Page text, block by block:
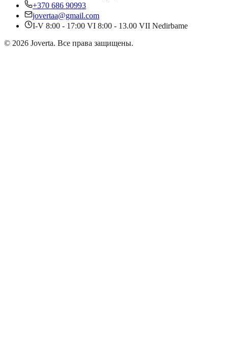
+370 686 90993
jovertaa@gmail.com
I-V 8:00 - 17:00 VI 8:00 - 13.00 VII Nedirbame
© 2026 Joverta. Все права защищены.